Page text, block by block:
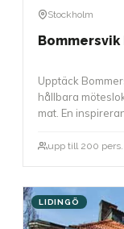
Stockholm
Upptäck
hållbara
mat. En
upp till 200 pers.
LIDINGÖ